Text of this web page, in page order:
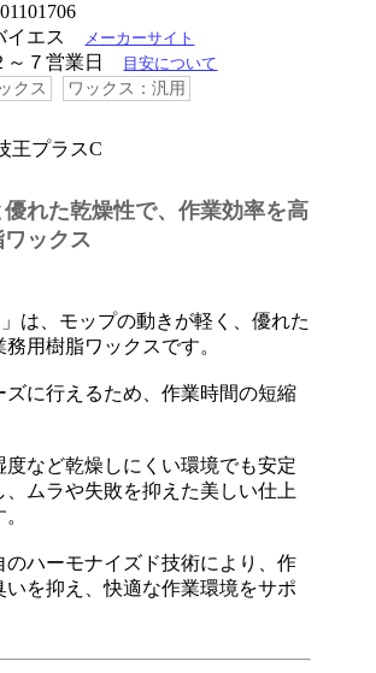
イエス
メーカーサイト
～７営業日 目安について
クス ワックス：汎用
王プラスC
れた乾燥性で、作業効率を高
ックス
」は、モップの動きが軽く、優れた
用樹脂ワックスです。
ズに行えるため、作業時間の短縮
度など乾燥しにくい環境でも安定
、ムラや失敗を抑えた美しい仕上
のハーモナイズド技術により、作
いを抑え、快適な作業環境をサポ